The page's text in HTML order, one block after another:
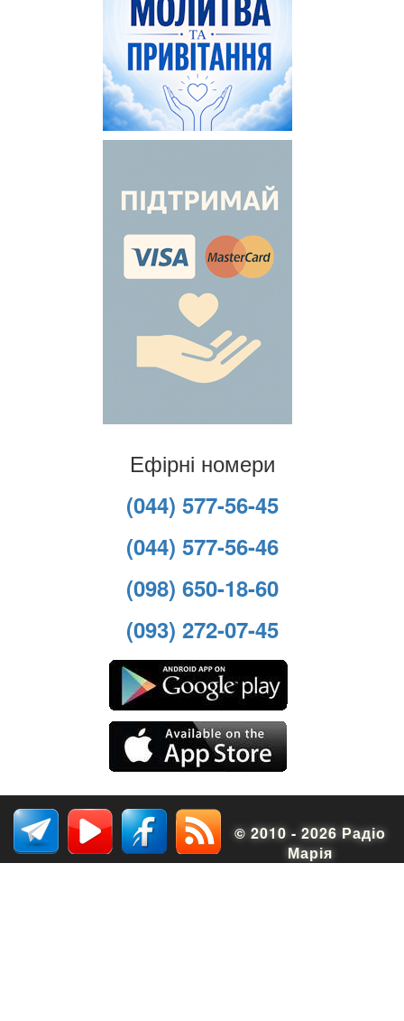
Ефірні номери
(044) 577-56-45
(044) 577-56-46
(098) 650-18-60
(093) 272-07-45
© 2010 - 2026 Радіо
Марія